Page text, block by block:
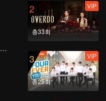
2
총33회
VIP
3
총25회
VIP